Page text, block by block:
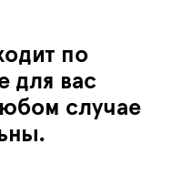
по
для вас
случае